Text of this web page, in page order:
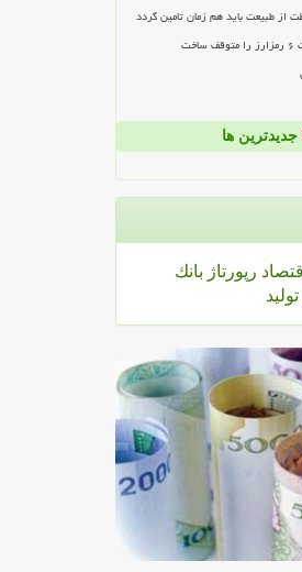
از طبیعت باید هم زمان تامین گردد
جدیدترین ها
اقتصاد رپورتاژ بانك
تولید